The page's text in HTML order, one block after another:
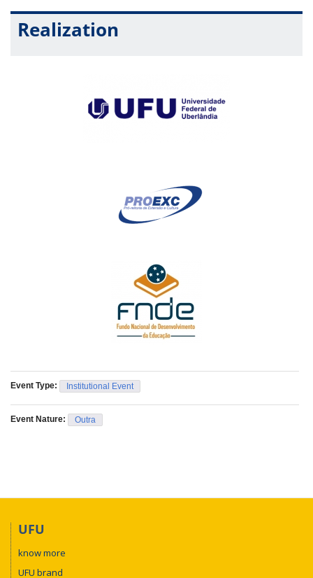
Realization
Event Type: Institutional Event
Event Nature: Outra
UFU
know more
UFU brand